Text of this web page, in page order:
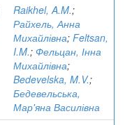
Raikhel, A.M.;
Райхель, Анна
Михайлівна; Feltsan,
I.M.; Фельцан, Інна
Михайлівна;
Bedevelska, M.V.;
Бедевельська,
Мар'яна Василівна